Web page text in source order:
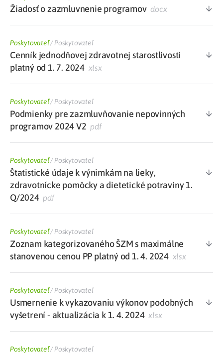
Žiadosť o zazmluvnenie programovdocx
Poskytovateľ/Poskytovateľ
Cenník jednodňovej zdravotnej starostlivosti
platný od 1. 7. 2024 xlsx
Poskytovateľ/Poskytovateľ
Podmienky pre zazmluvňovanie nepovinných
programov 2024 V2 pdf
Poskytovateľ/Poskytovateľ
Štatistické údaje k výnimkám na lieky,
zdravotnícke pomôcky a dietetické potraviny 1.
Q/2024pdf
Poskytovateľ/Poskytovateľ
Zoznam kategorizovaného ŠZM s maximálne
stanovenou cenou PP platný od 1. 4. 2024 xlsx
Poskytovateľ/Poskytovateľ
Usmernenie k vykazovaniu výkonov podobných
vyšetrení - aktualizácia k 1. 4. 2024xlsx
Poskytovateľ/Poskytovateľ